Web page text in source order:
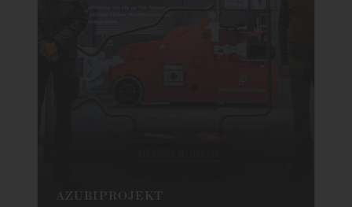
AZUBIPROJEKT